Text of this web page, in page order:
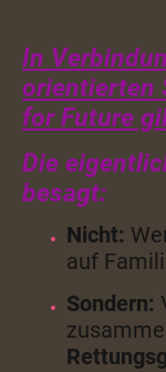
In
orientierten
for Future
Die
besagt:
Nicht:
auf
Sondern: